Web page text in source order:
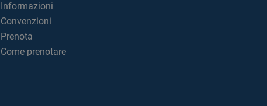
Informazioni
Convenzioni
Prenota
Come prenotare